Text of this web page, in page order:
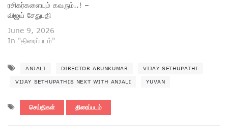
ரசிகர்களையும் கவரும்..! –
விஜய் சேதுபதி
June 9, 2026
In "திரைப்படம்"
ANJALI DIRECTOR ARUNKUMAR VIJAY SETHUPATHI
VIJAY SETHUPATHIS NEXT WITH ANJALI YUVAN
செய்திகள் திரைப்படம்